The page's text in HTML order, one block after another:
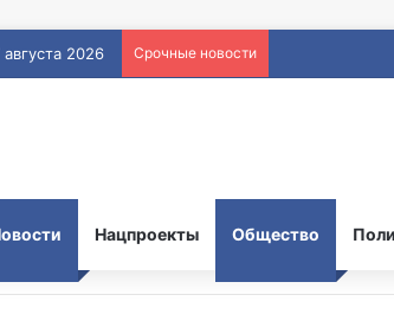
2026 Срочные новости
Нацпроекты Общество